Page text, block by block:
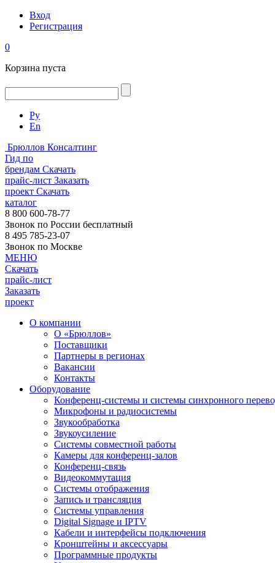
Вход
Регистрация
0
Корзина пуста
Ру
En
Брюллов Консалтинг
Гид по
брендам Скачать
прайс-лист Заказать
проект Скачать
каталог
8 800 600-78-77
Звонок по России бесплатный
8 495 785-23-07
Звонок по Москве
МЕНЮ
Скачать
прайс-лист
Заказать
проект
О компании
О «Брюллов»
Поставщики
Партнеры в регионах
Вакансии
Контакты
Оборудование
Конференц-системы и системы синхронного
Микрофоны и радиосистемы
Звукообработка
Звукоусиление
Системы совместной работы
Камеры для конференц-залов
Конференц-связь
Видеокоммутация
Системы отображения
Запись и трансляция
Системы управления
Digital Signage и IPTV
Кабели и интерфейсы подключения
Кронштейны и аксессуары
Программные продукты